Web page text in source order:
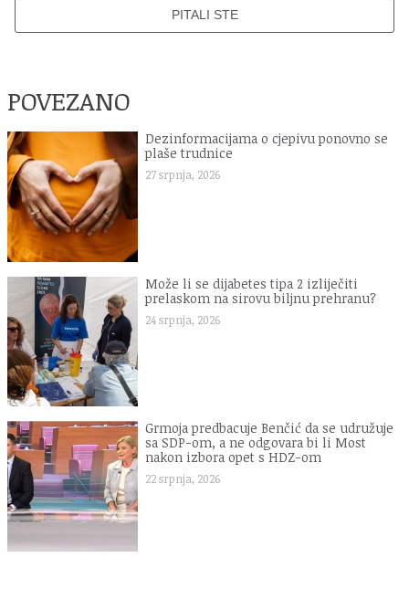
PITALI STE
POVEZANO
Dezinformacijama o cjepivu ponovno se
plaše trudnice
27 srpnja, 2026
Može li se dijabetes tipa 2 izliječiti
prelaskom na sirovu biljnu prehranu?
24 srpnja, 2026
Grmoja predbacuje Benčić da se udružuje
sa SDP-om, a ne odgovara bi li Most
nakon izbora opet s HDZ-om
22 srpnja, 2026